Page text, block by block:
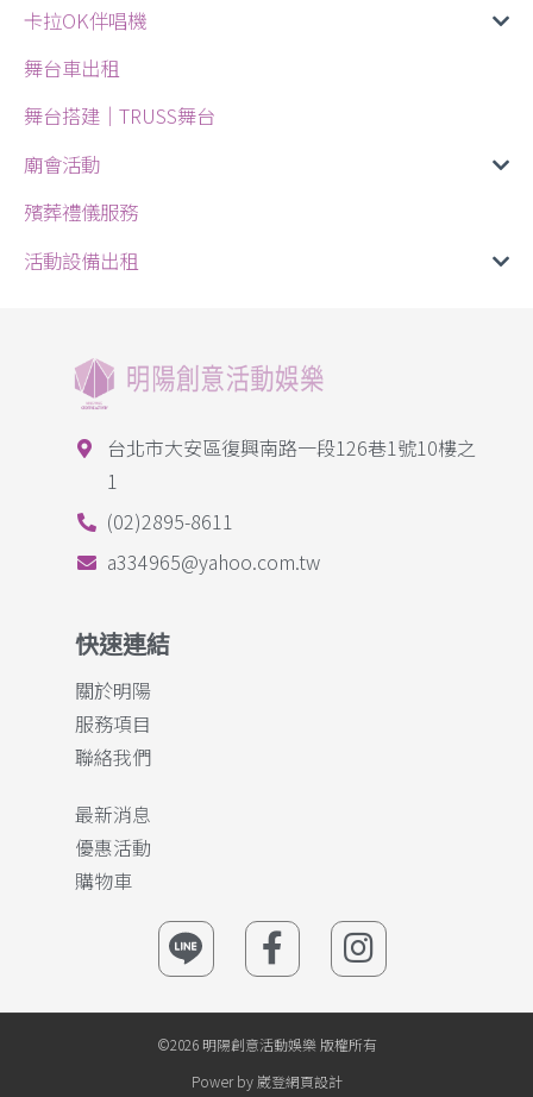
卡拉OK伴唱機
舞台車出租
舞台搭建｜TRUSS舞台
廟會活動
殯葬禮儀服務
活動設備出租
台北市大安區復興南路一段126巷1號10樓之
1
(02)2895-8611
a334965@yahoo.com.tw
快速連結
關於明陽
服務項目
聯絡我們
最新消息
優惠活動
購物車
©2026 明陽創意活動娛樂 版權所有
Power by 崴登網頁設計